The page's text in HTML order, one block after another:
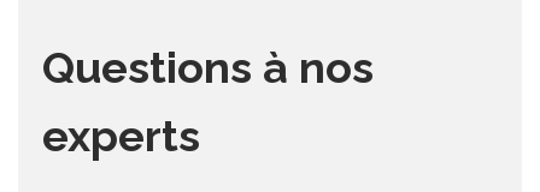
Questions à nos
experts